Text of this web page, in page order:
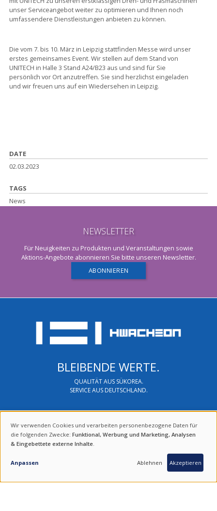
unser Serviceangebot weiter zu optimieren und Ihnen noch
umfassendere Dienstleistungen anbieten zu können.
Die vom 7. bis 10. März in Leipzig stattfinden Messe wird unser
erstes gemeinsames Event. Wir stellen auf dem Stand von
UNITECH in Halle 3 Stand A24/B23 aus und sind für Sie
persönlich vor Ort anzutreffen. Sie sind herzlichst eingeladen
und wir freuen uns auf ein Wiedersehen in Leipzig.
DATE
02.03.2023
TAGS
News
NEWSLETTER
Für Neuigkeiten zu Produkten und Veranstaltungen sowie
Aktions-Angebote abonnieren Sie bitte unseren Newsletter.
ABONNIEREN
BLEIBENDE WERTE.
QUALITÄT AUS SÜKOREA.
SERVICE AUS DEUTSCHLAND.
FIND UNS ON SOCIAL MEDIA
100 % SOUTH KOREAN PRODUCTS
VERWENDUNG
VON
PERSONENBEZOGENEN
Wir verwenden Cookies und verarbeiten personenbezogene Daten für
die folgenden Zwecke:Funktional, Werbung und Marketing, Analysen
& Eingebettete externe Inhalte.
Anpassen Ablehnen Akzeptieren